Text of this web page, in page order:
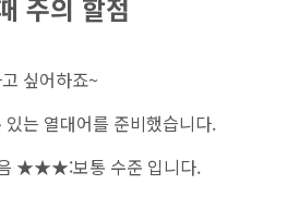
주의 할점
싶어하죠~
는 열대어를 준비했습니다.
보통 수준 입니다.